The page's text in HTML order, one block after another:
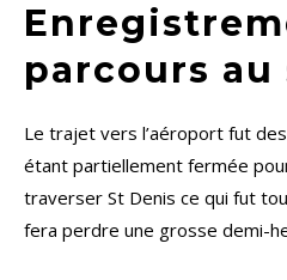
parcours au
Le trajet vers l’aéroport fut
étant partiellement fermée
traverser St Denis ce qui fut
fera perdre une grosse demi-